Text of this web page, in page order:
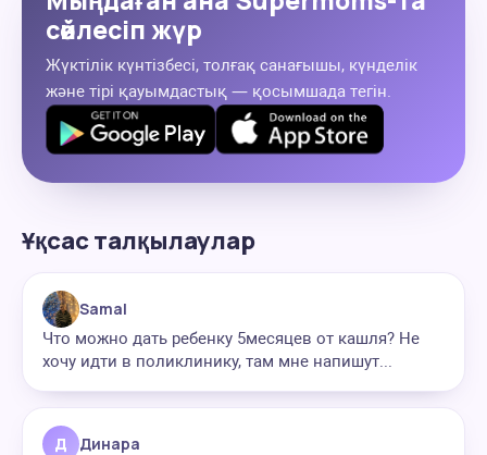
сөйлесіп жүр
Жүктілік күнтізбесі, толғақ санағышы, күнделік
және тірі қауымдастық — қосымшада тегін.
Ұқсас талқылаулар
Samal
Что можно дать ребенку 5месяцев от кашля? Не
хочу идти в поликлинику, там мне напишут...
Д Динара